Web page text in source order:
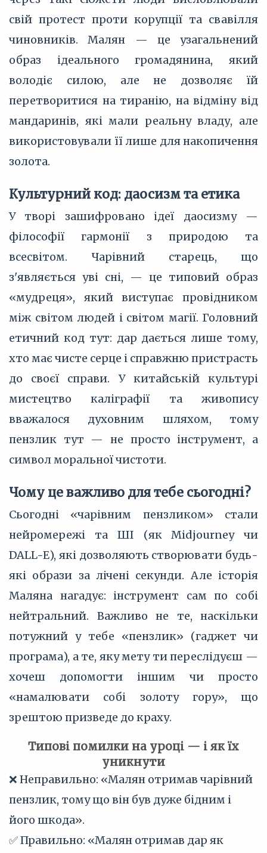
свій протест проти корупції та свавілля
чиновників. Малян — це узагальнений
образ ідеального громадянина, який
володіє силою, але не дозволяє їй
перетворитися на тиранію, на відміну від
мандаринів, які мали реальну владу, але
використовували її лише для накопичення
золота.
Культурний код: даосизм та етика
У творі зашифровано ідеї даосизму —
філософії гармонії з природою та
всесвітом. Чарівний старець, що
з'являється уві сні, — це типовий образ
«мудреця», який виступає провідником
між світом людей і світом магії. Головний
етичний код тут: дар дається лише тому,
хто має чисте серце і справжню пристрасть
до своєї справи. У китайській культурі
мистецтво каліграфії та живопису
вважалося духовним шляхом, тому
пензлик тут — не просто інструмент, а
символ моральної чистоти.
Чому це важливо для тебе сьогодні?
Сьогодні «чарівним пензликом» стали
нейромережі та ШІ (як Midjourney чи
DALL-E), які дозволяють створювати будь-
які образи за лічені секунди. Але історія
Маляна нагадує: інструмент сам по собі
нейтральний. Важливо не те, наскільки
потужний у тебе «пензлик» (гаджет чи
програма), а те, яку мету ти переслідуєш —
хочеш допомогти іншим чи просто
«намалювати собі золоту гору», що
зрештою призведе до краху.
Типові помилки на уроці — і як їх
уникнути
❌ Неправильно: «Малян отримав чарівний
пензлик, тому що він був дуже бідним і
його шкода».
✅ Правильно: «Малян отримав дар як